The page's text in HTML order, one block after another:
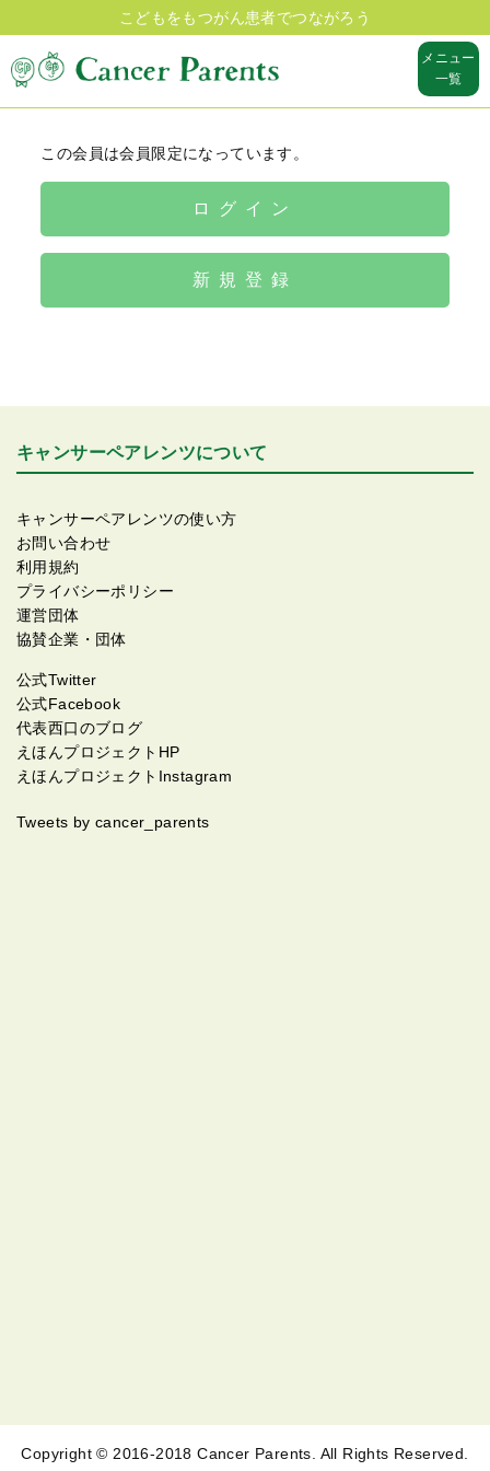
こどもをもつがん患者でつながろう
メニュー
一覧
この会員は会員限定になっています。
ログイン
新規登録
キャンサーペアレンツについて
キャンサーペアレンツの使い方
お問い合わせ
利用規約
プライバシーポリシー
運営団体
協賛企業・団体
公式Twitter
公式Facebook
代表西口のブログ
えほんプロジェクトHP
えほんプロジェクトInstagram
Tweets by cancer_parents
Copyright © 2016-2018 Cancer Parents. All Rights Reserved.